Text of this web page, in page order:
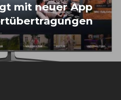
mit neuer App